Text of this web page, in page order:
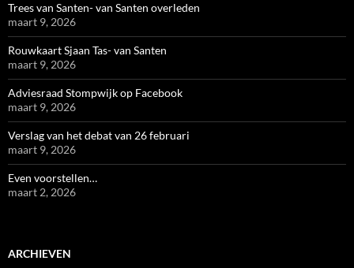
Trees van Santen- van Santen overleden
maart 9, 2026
Rouwkaart Sjaan Tas- van Santen
maart 9, 2026
Adviesraad Stompwijk op Facebook
maart 9, 2026
Verslag van het debat van 26 februari
maart 9, 2026
Even voorstellen…
maart 2, 2026
ARCHIEVEN